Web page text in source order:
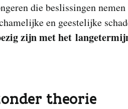
die beslissingen
en geestelijke
zijn met het
theorie